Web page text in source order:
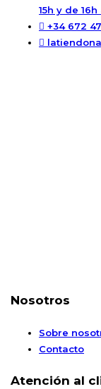
15h y de
+34 672
Nosotros
Sobre
Contacto
Atención al